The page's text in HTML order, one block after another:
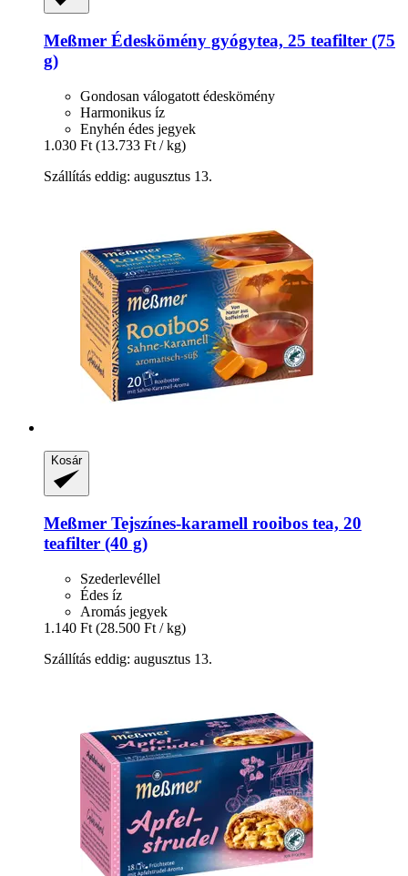
Meßmer Édeskömény gyógytea, 25 teafilter (75
g)
Gondosan válogatott édeskömény
Harmonikus íz
Enyhén édes jegyek
1.030 Ft (13.733 Ft / kg)
Szállítás eddig: augusztus 13.
Kosár
Meßmer Tejszínes-​karamell rooibos tea, 20
teafilter (40 g)
Szederlevéllel
Édes íz
Aromás jegyek
1.140 Ft (28.500 Ft / kg)
Szállítás eddig: augusztus 13.